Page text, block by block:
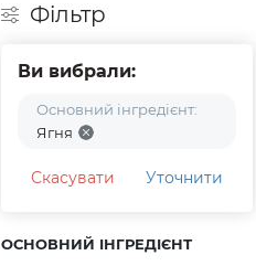
Фiльтр
Ви вибрали:
Основний інгредієнт:
Ягня
Скасувати Уточнити
ОСНОВНИЙ ІНГРЕДІЄНТ